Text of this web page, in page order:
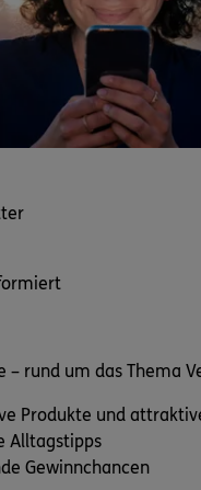
– rund um das Thema
Produkte und
Alltagstipps
Gewinnchancen